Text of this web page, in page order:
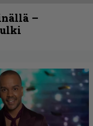
–